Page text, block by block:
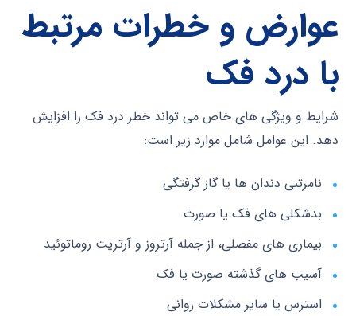
عوارض و خطرات مرتبط
با درد فک
شرایط و ویژگی های خاص می تواند خطر درد فک را افزایش
دهد. این عوامل شامل موارد زیر است:
نامرتبی دندان ها یا گاز گرفتگی
بدشکلی های فک یا صورت
بیماری های مفصلی، از جمله آرتروز و آرتریت روماتوئید
آسیب های گذشته صورت یا فک
استرس یا سایر مشکلات روانی